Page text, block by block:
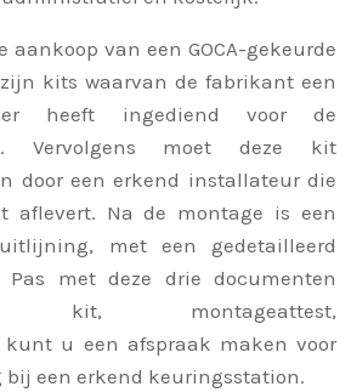
aankoop van een GOCA-gekeurde
kits waarvan de fabrikant een
heeft ingediend voor de
Vervolgens moet deze kit
door een erkend installateur die
aflevert. Na de montage is een
met een gedetailleerd
Pas met deze drie documenten
kit, montageattest,
u een afspraak maken voor
een erkend keuringsstation.